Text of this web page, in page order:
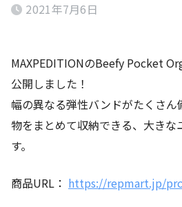
2021年7月6日
MAXPEDITIONのBeefy Pocket
公開しました！
幅の異なる弾性バンドがたくさ
物をまとめて収納できる、大きな
す。
商品URL： https://repmart.jp/